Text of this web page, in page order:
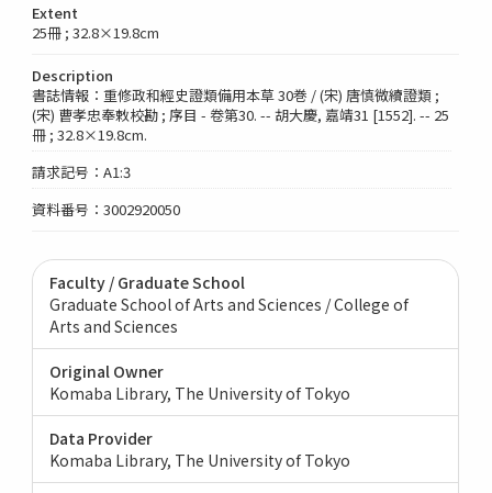
Extent
25冊 ; 32.8×19.8cm
Description
書誌情報：重修政和經史證類備用本草 30巻 / (宋) 唐慎微續證類 ;
(宋) 曹孝忠奉敕校勘 ; 序目 - 卷第30. -- 胡大慶, 嘉靖31 [1552]. -- 25
冊 ; 32.8×19.8cm.
請求記号：A1:3
資料番号：3002920050
Faculty / Graduate School
Graduate School of Arts and Sciences / College of
Arts and Sciences
Original Owner
Komaba Library, The University of Tokyo
Data Provider
Komaba Library, The University of Tokyo